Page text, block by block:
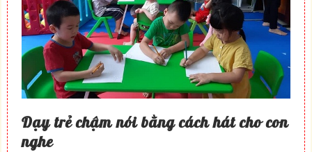
Dạy trẻ chậm nói bằng cách hát cho con
nghe